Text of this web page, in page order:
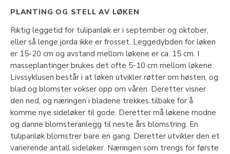
PLANTING OG STELL AV LØKEN
Riktig leggetid for tulipanløk er i september og oktober,
eller så lenge jorda ikke er frosset. Leggedybden for løken
er 15-20 cm og avstand mellom løkene er ca. 15 cm. I
masseplantinger brukes det ofte 5-10 cm mellom løkene.
Livssyklusen består i at løken utvikler røtter om høsten, og
blad og blomster vokser opp om våren. Deretter visner
den ned, og næringen i bladene trekkes tilbake for å
komme nye sideløker til gode. Deretter må løkene modne
og danne blomsteranlegg til neste års blomstring. En
tulipanløk blomstrer bare en gang. Deretter utvikler den et
varierende antall sideløker. Næringen som trengs for første